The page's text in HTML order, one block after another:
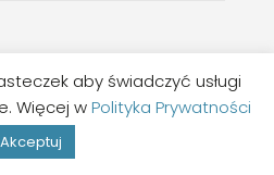
Studio Hello
aby świadczyć usługi
Więcej wPolityka Prywatności
Akceptuj